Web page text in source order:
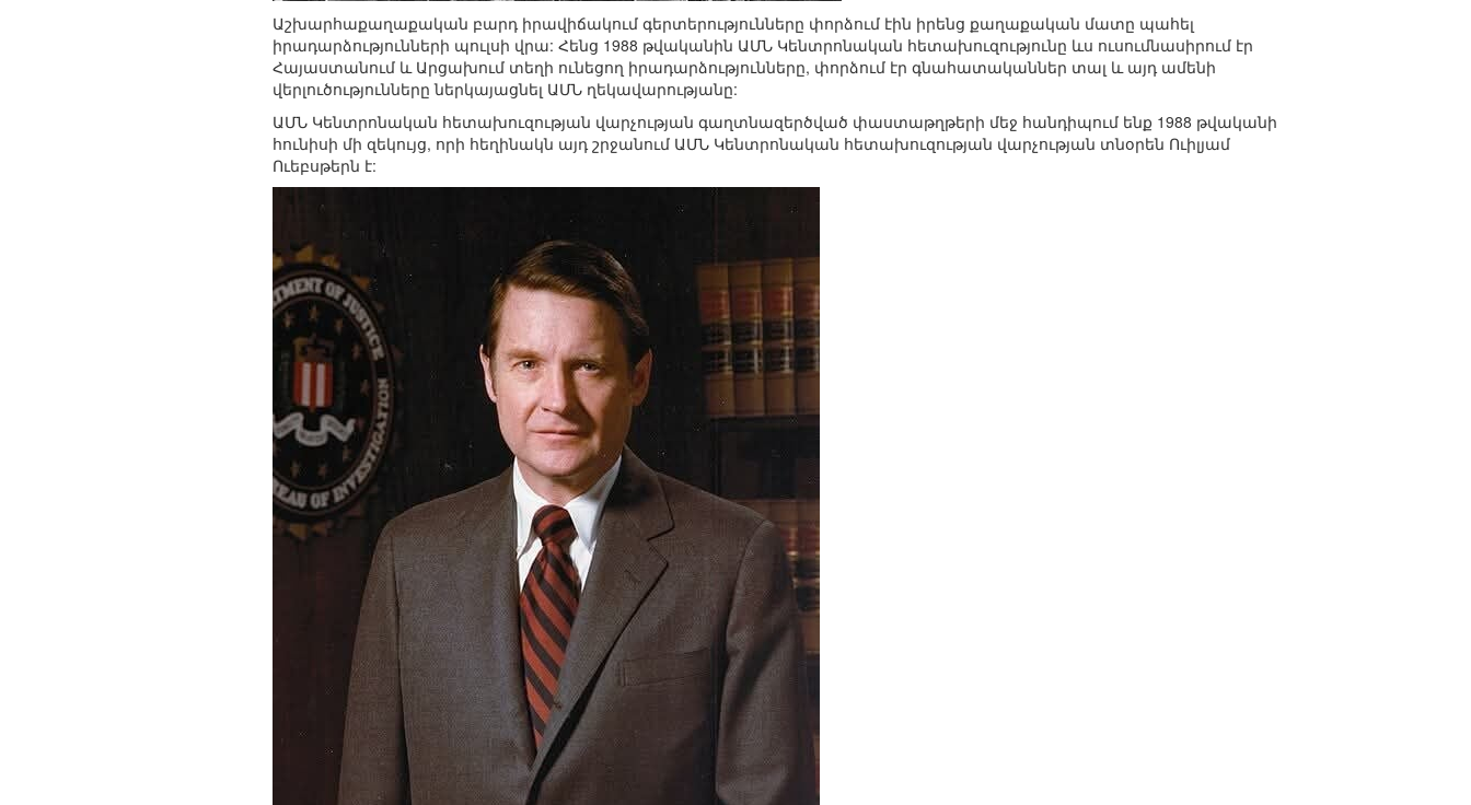
Աշխարհաքաղաքական բարդ իրավիճակում գերտերությունները փորձում էին իրենց քաղաքական մատը պահել
իրադարձությունների պուլսի վրա: Հենց 1988 թվականին ԱՄՆ Կենտրոնական հետախուզությունը ևս ուսումնասիրում էր
Հայաստանում և Արցախում տեղի ունեցող իրադարձությունները, փորձում էր գնահատականներ տալ և այդ ամենի
վերլուծությունները ներկայացնել ԱՄՆ ղեկավարությանը:
ԱՄՆ Կենտրոնական հետախուզության վարչության գաղտնազերծված փաստաթղթերի մեջ հանդիպում ենք 1988 թվականի
հունիսի մի զեկույց, որի հեղինակն այդ շրջանում ԱՄՆ Կենտրոնական հետախուզության վարչության տնօրեն Ուիլյամ
Ուեբսթերն է: